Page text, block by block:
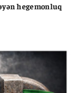
hegemonluq